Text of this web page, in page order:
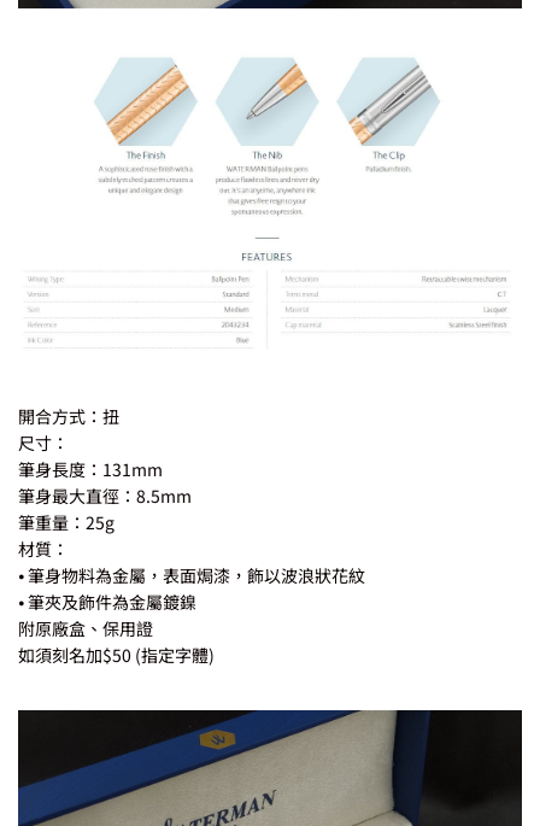
開合方式：扭
尺寸：
筆身長度：131mm
筆身最大直徑：8.5mm
筆重量：25g
材質：
⦁ 筆身物料為金屬，表面焗漆，飾以波浪狀花紋
⦁ 筆夾及飾件為金屬鍍鎳
附原廠盒、保用證
如須刻名加$50 (指定字體)